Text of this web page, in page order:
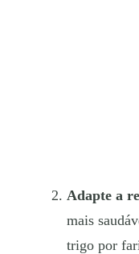
Adapte a
mais
trigo por